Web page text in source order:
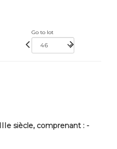
Go to lot
siècle, comprenant : -